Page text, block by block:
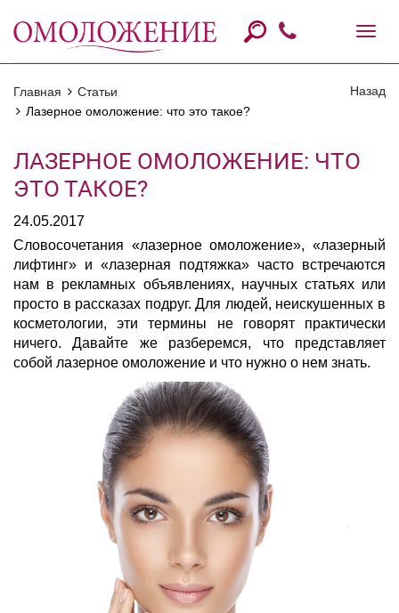
Назад
Главная
Статьи
Лазерное омоложение: что это такое?
ЛАЗЕРНОЕ ОМОЛОЖЕНИЕ: ЧТО
ЭТО ТАКОЕ?
24.05.2017
Словосочетания «лазерное омоложение», «лазерный
лифтинг» и «лазерная подтяжка» часто встречаются
нам в рекламных объявлениях, научных статьях или
просто в рассказах подруг. Для людей, неискушенных в
косметологии, эти термины не говорят практически
ничего. Давайте же разберемся, что представляет
собой лазерное омоложение и что нужно о нем знать.